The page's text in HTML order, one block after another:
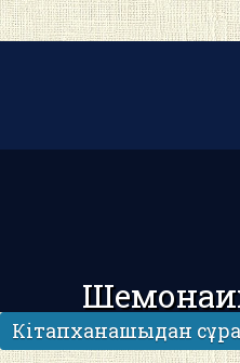
аудандық
Кітапханашыдан